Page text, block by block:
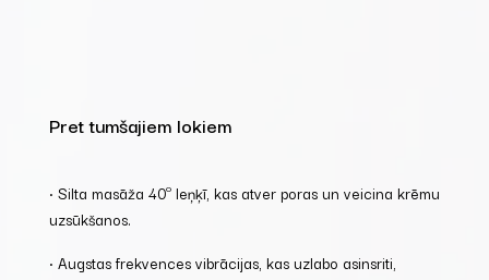
Pret tumšajiem lokiem
• Silta masāža 40º leņķī, kas atver poras un veicina krēmu
uzsūkšanos.
• Augstas frekvences vibrācijas, kas uzlabo asinsriti,